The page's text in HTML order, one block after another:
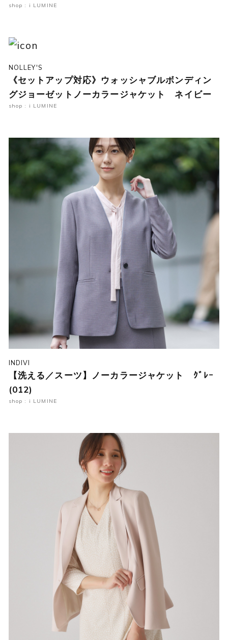
shop : i LUMINE
NOLLEY'S
《セットアップ対応》ウォッシャブルボンディン
グジョーゼットノーカラージャケット ネイビー
shop : i LUMINE
INDIVI
【洗える／スーツ】ノーカラージャケット ｸﾞﾚｰ
(012)
shop : i LUMINE